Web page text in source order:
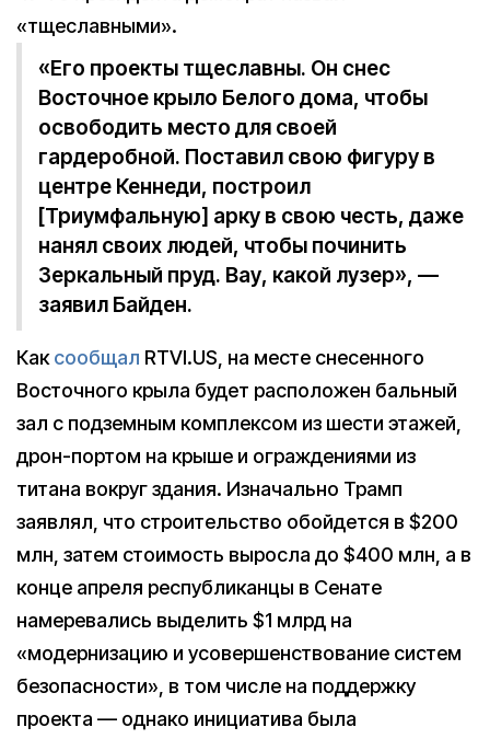
«тщеславными».
«Его проекты тщеславны. Он снес
Восточное крыло Белого дома, чтобы
освободить место для своей
гардеробной. Поставил свою фигуру в
центре Кеннеди, построил
[Триумфальную] арку в свою честь, даже
нанял своих людей, чтобы починить
Зеркальный пруд. Вау, какой лузер», —
заявил Байден.
Каксообщал RTVI.US, на месте снесенного
Восточного крыла будет расположен бальный
зал с подземным комплексом из шести этажей,
дрон-портом на крыше и ограждениями из
титана вокруг здания. Изначально Трамп
заявлял, что строительство обойдется в $200
млн, затем стоимость выросла до $400 млн, а в
конце апреля республиканцы в Сенате
намеревались выделить $1 млрд на
«модернизацию и усовершенствование систем
безопасности», в том числе на поддержку
проекта — однако инициатива была